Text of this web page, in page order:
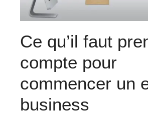
Ce qu’il faut
compte pour
commencer un
business